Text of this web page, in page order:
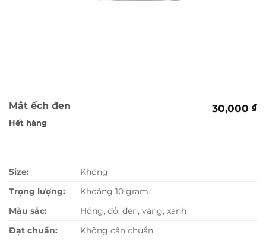
Mắt ếch đen 30,000 ₫
Hết hàng
Size:
Không
Trọng lượng:
Khoảng 10 gram.
Màu sắc:
Hồng, đỏ, đen, vàng, xanh
Đạt chuẩn:
Không cần chuẩn